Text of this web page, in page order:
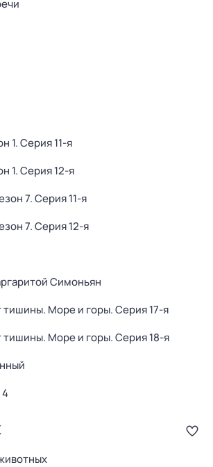
1. Серия 11-я
1. Серия 12-я
7. Серия 11-я
7. Серия 12-я
Симоньян
тишины. Море и горы. Серия 17-я
тишины. Море и горы. Серия 18-я
4